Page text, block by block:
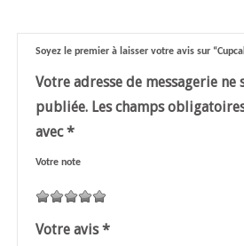
Soyez le premier à laisser votre avis sur
Votre adresse de messagerie ne
publiée.Les champs
avec*
Votre note
Votre avis*